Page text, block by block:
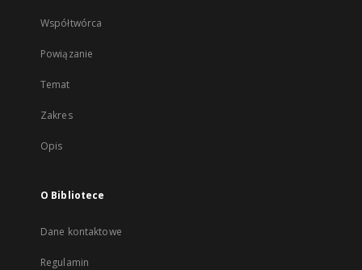
Współtwórca
Powiązanie
Temat
Zakres
Opis
O Bibliotece
Dane kontaktowe
Regulamin